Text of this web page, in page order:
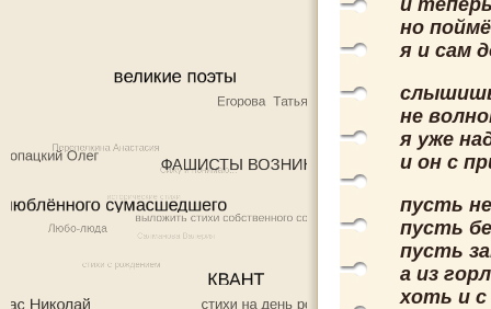
и
но
я и сам
не
я уже
и он с
пусть
пусть
пусть
а из
хоть и с